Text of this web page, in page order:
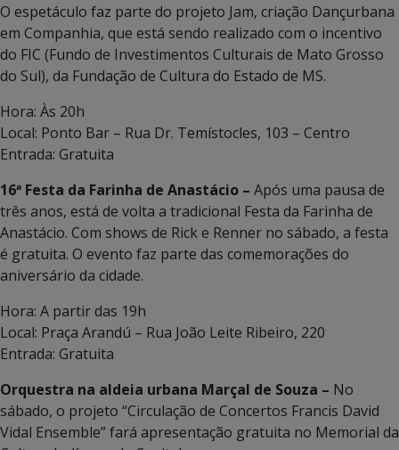
O espetáculo faz parte do projeto Jam, criação Dançurbana
em Companhia, que está sendo realizado com o incentivo
do FIC (Fundo de Investimentos Culturais de Mato Grosso
do Sul), da Fundação de Cultura do Estado de MS.
Hora: Às 20h
Local: Ponto Bar – Rua Dr. Temístocles, 103 – Centro
Entrada: Gratuita
16ª Festa da Farinha de Anastácio – Após uma pausa de
três anos, está de volta a tradicional Festa da Farinha de
Anastácio. Com shows de Rick e Renner no sábado, a festa
é gratuita. O evento faz parte das comemorações do
aniversário da cidade.
Hora: A partir das 19h
Local: Praça Arandú – Rua João Leite Ribeiro, 220
Entrada: Gratuita
Orquestra na aldeia urbana Marçal de Souza – No
sábado, o projeto “Circulação de Concertos Francis David
Vidal Ensemble” fará apresentação gratuita no Memorial da